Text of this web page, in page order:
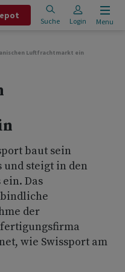
Suche Login Menu
Luftfrachtmarkt ein
baut sein
und steigt in den
Das
der
wie Swissport am